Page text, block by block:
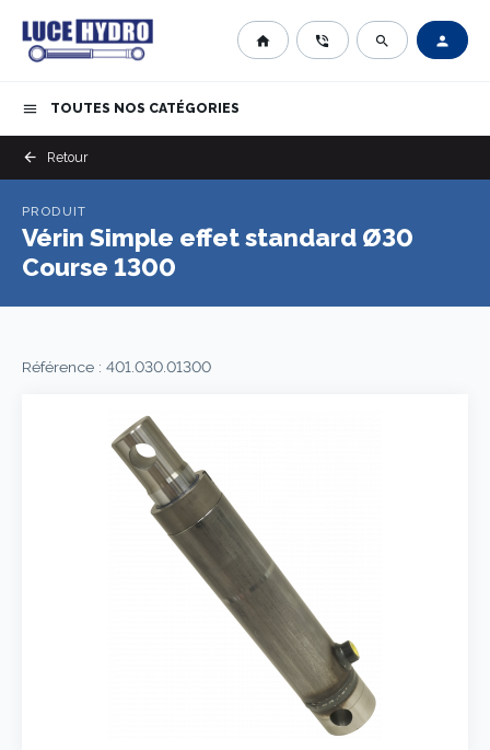
home phone_in_talk search person
menu TOUTES NOS CATÉGORIES
arrow_back Retour
PRODUIT
Vérin Simple effet standard Ø30
Course 1300
Référence : 401.030.01300